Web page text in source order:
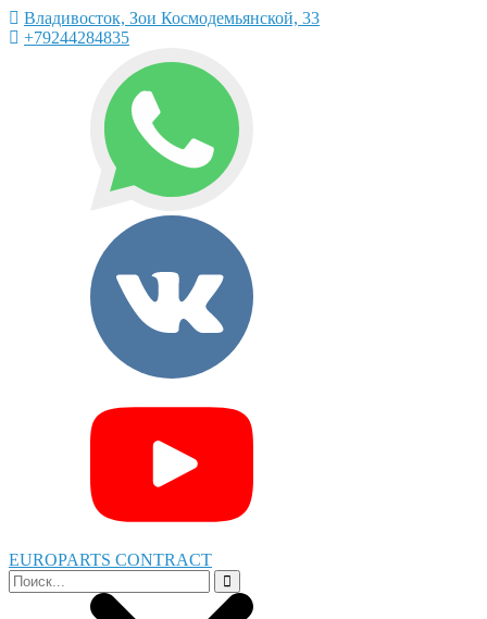
Владивосток, Зои Космодемьянской, 33
+79244284835
EUROPARTS CONTRACT